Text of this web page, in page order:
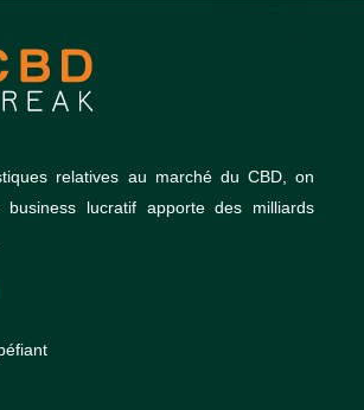
relatives au marché du CBD, on
lucratif apporte des milliards